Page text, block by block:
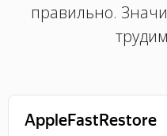
правильно.